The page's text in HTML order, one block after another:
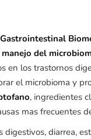
manejo del
en los trastornos
el microbioma y
, ingredientes
mas frecuentes
digestivos, diarrea,